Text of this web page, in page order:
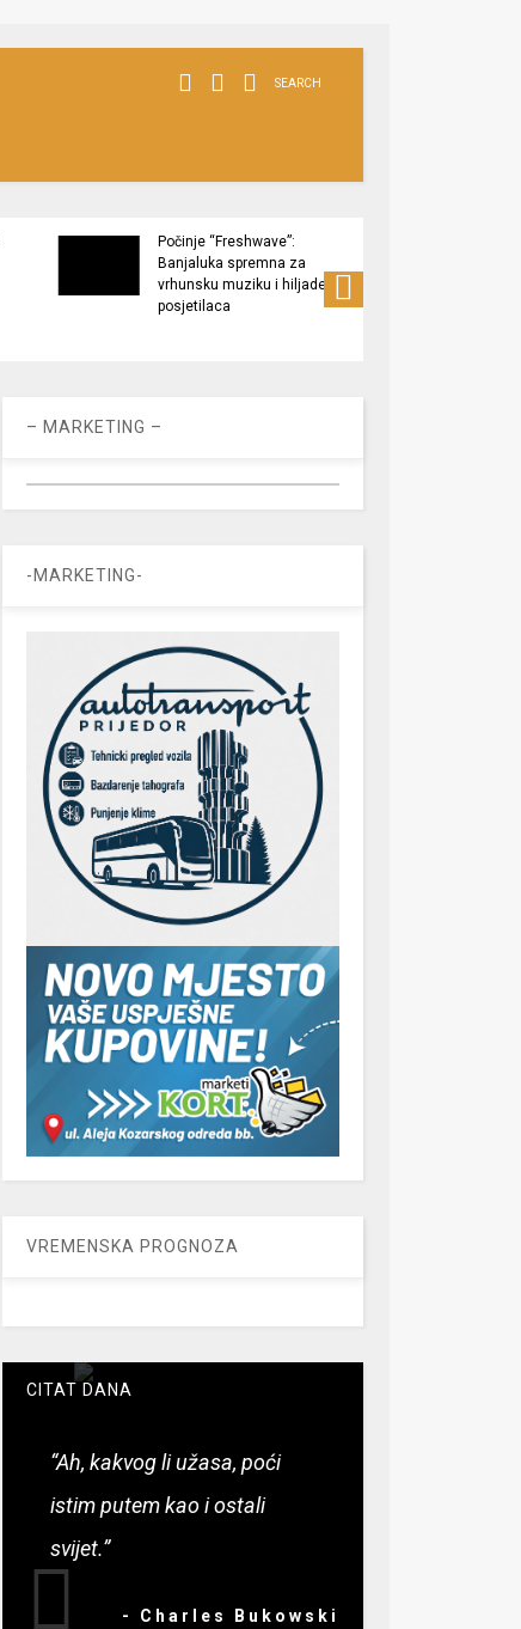
SEARCH
Počinje “Freshwave”:
Banjaluka spremna za
vrhunsku muziku i hiljade
posjetilaca
– MARKETING –
-MARKETING-
VREMENSKA PROGNOZA
CITAT DANA
“Ah, kakvog li užasa, poći
istim putem kao i ostali
svijet.”
- Charles Bukowski